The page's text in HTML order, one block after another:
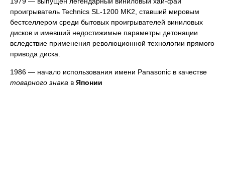
проигрыватель Technics SL-1200 MK2, ставший мировым
бестселлером среди бытовых проигрывателей виниловых
дисков и имевший недостижимые параметры детонации
вследствие применения революционной технологии прямого
привода диска.
1986 — начало использования имени Panasonic в качестве
товарного знака в Японии